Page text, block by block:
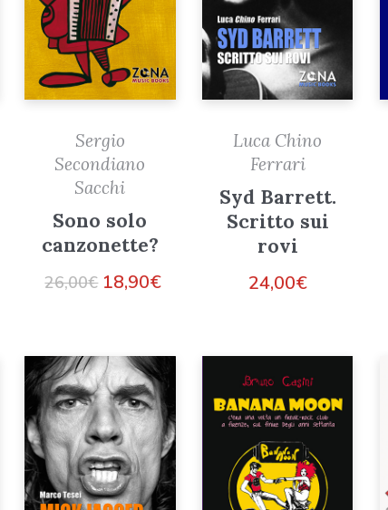
Sergio
Secondiano
Sacchi
Sono solo
canzonette?
26,00€ 18,90€
Luca Chino
Ferrari
Syd Barrett.
Scritto sui
rovi
24,00€